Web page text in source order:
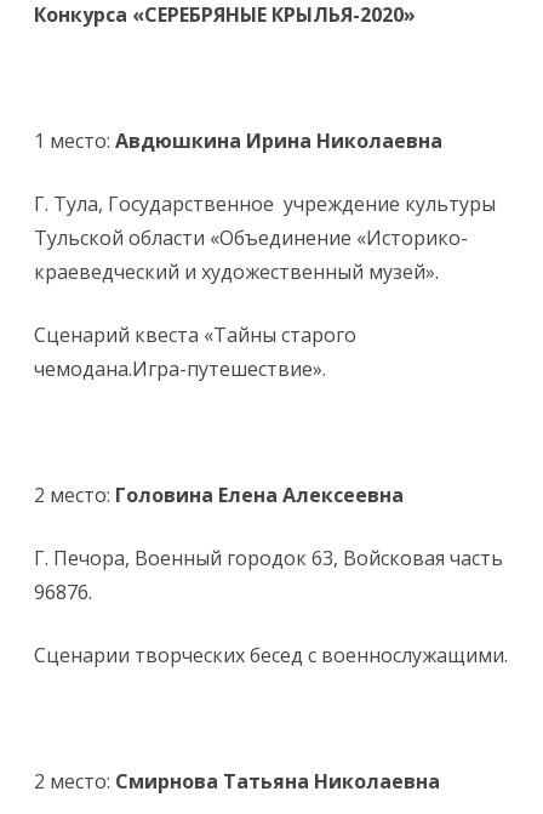
Конкурса «СЕРЕБРЯНЫЕ КРЫЛЬЯ-2020»
1 место: Авдюшкина Ирина Николаевна
Г. Тула, Государственное учреждение культуры
Тульской области «Объединение «Историко-
краеведческий и художественный музей».
Сценарий квеста «Тайны старого
чемодана.Игра-путешествие».
2 место: Головина Елена Алексеевна
Г. Печора, Военный городок 63, Войсковая часть
96876.
Сценарии творческих бесед с военнослужащими.
2 место: Смирнова Татьяна Николаевна